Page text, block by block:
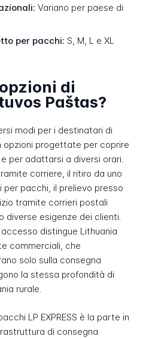
Variano per paese di
per pacchi: S, M, L e XL
di
Paštas?
modi per i destinatari di
opzioni progettate per coprire
per adattarsi a diversi orari.
corriere, il ritiro da uno
per pacchi, il prelievo presso
tramite corrieri postali
diverse esigenze dei clienti.
distingue Lithuania
commerciali, che
solo sulla consegna
la stessa profondità di
rurale.
LP EXPRESS è la parte in
di consegna